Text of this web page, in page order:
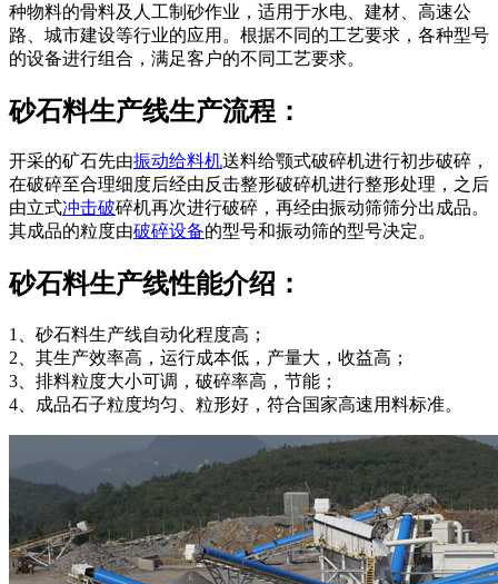
种物料的骨料及人工制砂作业，适用于水电、建材、高速公
路、城市建设等行业的应用。根据不同的工艺要求，各种型号
的设备进行组合，满足客户的不同工艺要求。
砂石料生产线生产流程：
开采的矿石先由振动给料机送料给颚式破碎机进行初步破碎，
在破碎至合理细度后经由反击整形破碎机进行整形处理，之后
由立式冲击破碎机再次进行破碎，再经由振动筛筛分出成品。
其成品的粒度由破碎设备的型号和振动筛的型号决定。
砂石料生产线性能介绍：
1、砂石料生产线自动化程度高；
2、其生产效率高，运行成本低，产量大，收益高；
3、排料粒度大小可调，破碎率高，节能；
4、成品石子粒度均匀、粒形好，符合国家高速用料标准。